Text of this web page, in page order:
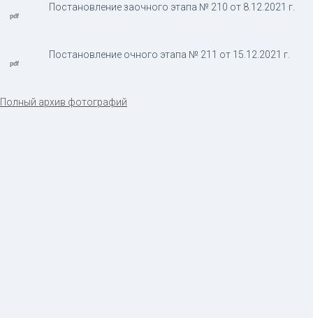
Постановление заочного этапа № 210 от 8.12.2021 г.
Постановление очного этапа № 211 от 15.12.2021 г.
Полный архив фотографий